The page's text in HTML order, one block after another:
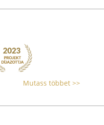
Mutass többet >>